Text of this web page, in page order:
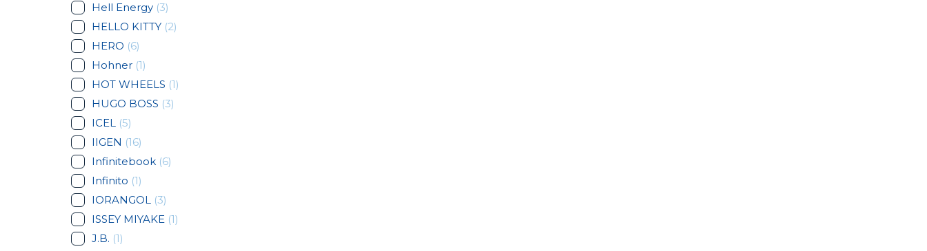
Hell Energy (3)
HELLO KITTY (2)
HERO (6)
Hohner (1)
HOT WHEELS (1)
HUGO BOSS (3)
ICEL (5)
IIGEN (16)
Infinitebook (6)
Infinito (1)
IORANGOL (3)
ISSEY MIYAKE (1)
J.B. (1)